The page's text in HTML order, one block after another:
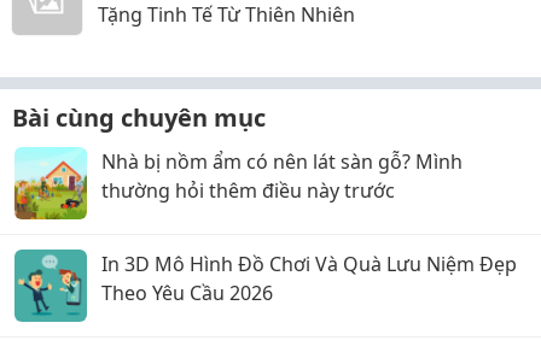
Tặng Tinh Tế Từ Thiên Nhiên
Bài cùng chuyên mục
Nhà bị nồm ẩm có nên lát sàn gỗ? Mình
thường hỏi thêm điều này trước
In 3D Mô Hình Đồ Chơi Và Quà Lưu Niệm Đẹp
Theo Yêu Cầu 2026